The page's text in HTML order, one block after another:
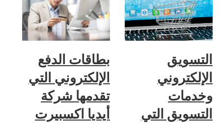
التسويق
الإلكتروني
وخدمات
التسويق التي
بطاقات الدفع
الإلكتروني التي
تقدمها شركة
أيديا اكسبيرت